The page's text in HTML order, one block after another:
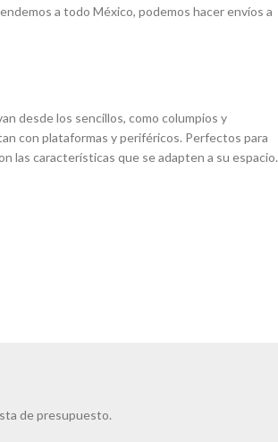
a todo México, podemos hacer envíos a
desde los sencillos, como columpios y
con plataformas y periféricos. Perfectos para
las características que se adapten a su espacio.
de presupuesto.